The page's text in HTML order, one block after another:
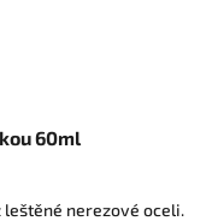
60ml
nerezové oceli.